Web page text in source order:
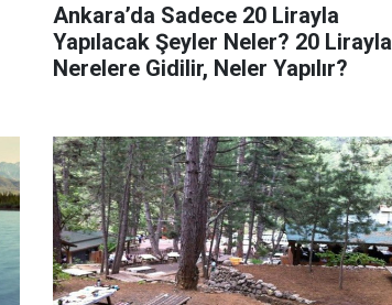
Ankara’da Sadece 20 Lirayla
Yapılacak Şeyler Neler? 20 Lirayla
Nerelere Gidilir, Neler Yapılır?